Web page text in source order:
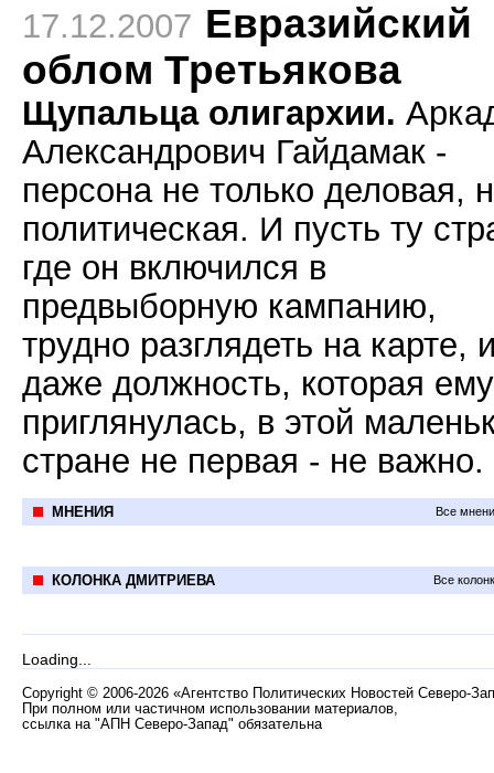
17.12.2007 Евразийский
облом Третьякова
Щупальца олигархии.
Александрович Гайдамак -
персона не только деловая,
политическая. И пусть ту
где он включился в
предвыборную кампанию,
трудно разглядеть на карте,
даже должность, которая ему
приглянулась, в этой
стране не первая - не важно.
МНЕНИЯ Все
КОЛОНКА ДМИТРИЕВА Все
Loading...
Copyright © 2006-2026 «Агентство Политических Новостей Северо-
При полном или частичном использовании материалов,
ссылка на "АПН Северо-Запад" обязательна